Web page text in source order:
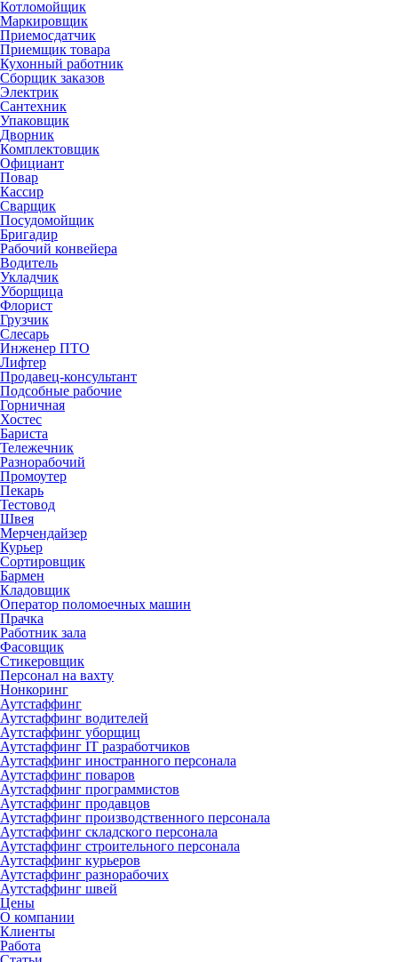
Котломойщик
Маркировщик
Приемосдатчик
Приемщик товара
Кухонный работник
Сборщик заказов
Электрик
Сантехник
Упаковщик
Дворник
Комплектовщик
Официант
Повар
Кассир
Сварщик
Посудомойщик
Бригадир
Рабочий конвейера
Водитель
Укладчик
Уборщица
Флорист
Грузчик
Слесарь
Инженер ПТО
Лифтер
Продавец-консультант
Подсобные рабочие
Горничная
Хостес
Бариста
Тележечник
Разнорабочий
Промоутер
Пекарь
Тестовод
Швея
Мерчендайзер
Курьер
Сортировщик
Бармен
Кладовщик
Оператор поломоечных машин
Прачка
Работник зала
Фасовщик
Стикеровщик
Персонал на вахту
Нонкоринг
Аутстаффинг
Аутстаффинг водителей
Аутстаффинг уборщиц
Аутстаффинг IT разработчиков
Аутстаффинг иностранного персонала
Аутстаффинг поваров
Аутстаффинг программистов
Аутстаффинг продавцов
Аутстаффинг производственного персонала
Аутстаффинг складского персонала
Аутстаффинг строительного персонала
Аутстаффинг курьеров
Аутстаффинг разнорабочих
Аутстаффинг швей
Цены
О компании
Клиенты
Работа